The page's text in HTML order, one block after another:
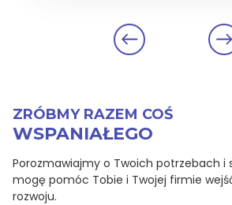
ZRÓBMY RAZEM COŚ
WSPANIAŁEGO
Porozmawiajmy o Twoich potrzebach i
mogę pomóc Tobie i Twojej firmie
rozwoju.